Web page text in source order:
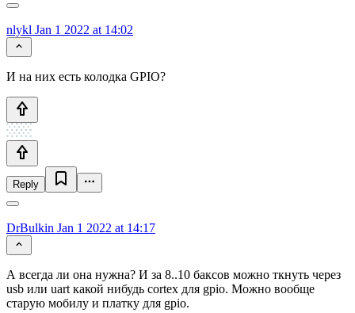
nlykl Jan 1 2022 at 14:02
И на них есть колодка GPIO?
Reply
DrBulkin Jan 1 2022 at 14:17
А всегда ли она нужна? И за 8..10 баксов можно ткнуть через
usb или uart какой нибудь cortex для gpio. Можно вообще
старую мобилу и платку для gpio.